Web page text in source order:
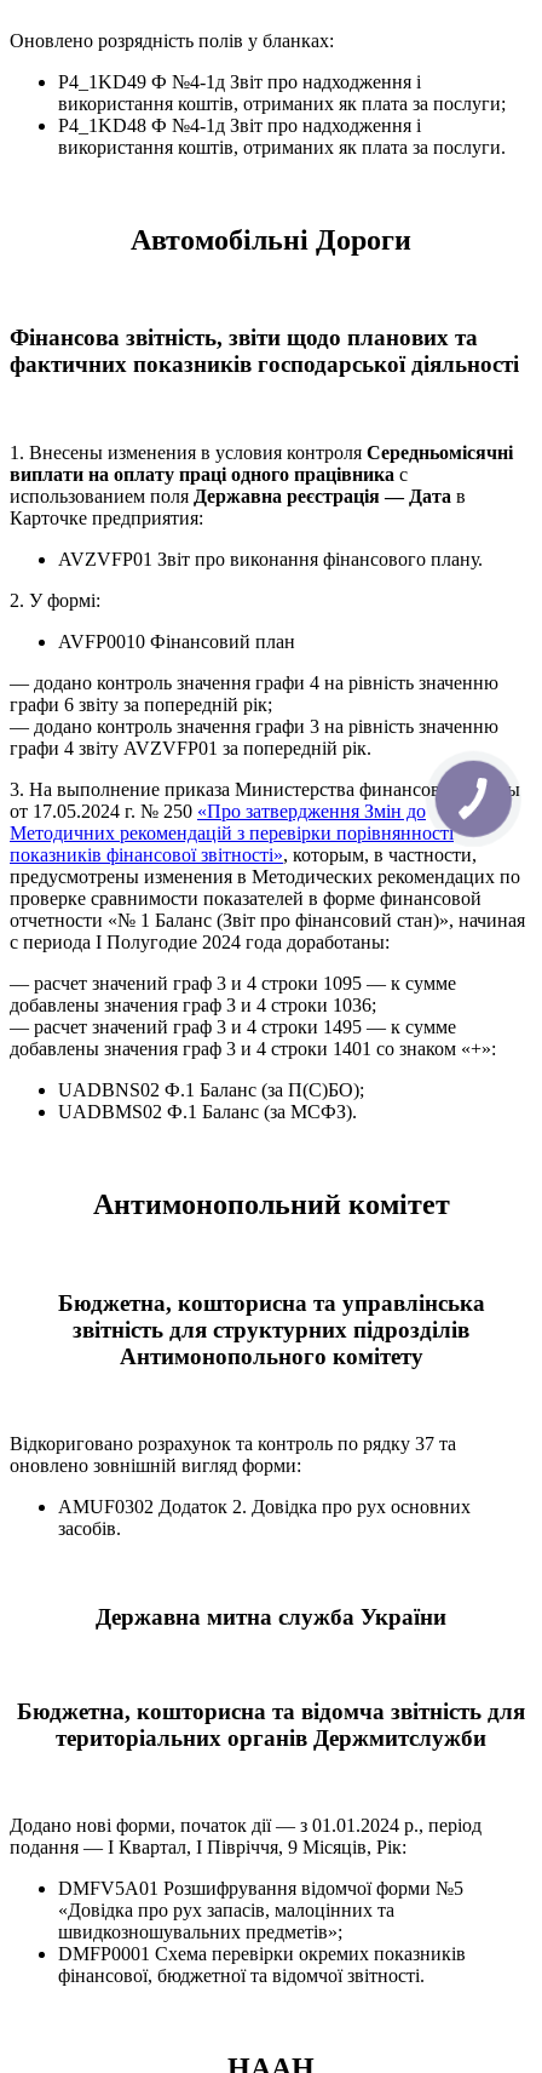
Оновлено розрядність полів у бланках:
P4_1KD49 Ф №4-1д Звіт про надходження і
використання коштів, отриманих як плата за послуги;
P4_1KD48 Ф №4-1д Звіт про надходження і
використання коштів, отриманих як плата за послуги.
Автомобільні Дороги
Фінансова звітність, звіти щодо планових та
фактичних показників господарської діяльності
1. Внесены изменения в условия контроля Середньомісячні
виплати на оплату праці одного працівника с
использованием поля Державна реєстрація — Дата в
Карточке предприятия:
AVZVFP01 Звіт про виконання фінансового плану.
2. У формі:
AVFP0010 Фінансовий план
— додано контроль значення графи 4 на рівність значенню
графи 6 звіту за попередній рік;
— додано контроль значення графи 3 на рівність значенню
графи 4 звіту AVZVFP01 за попередній рік.
3. На выполнение приказа Министерства финансов Украины
от 17.05.2024 г. № 250 «Про затвердження Змін до
Методичних рекомендацій з перевірки порівнянності
показників фінансової звітності», которым, в частности,
предусмотрены изменения в Методических рекомендацих по
проверке сравнимости показателей в форме финансовой
отчетности «№ 1 Баланс (Звіт про фінансовий стан)», начиная
с периода І Полугодие 2024 года доработаны:
— расчет значений граф 3 и 4 строки 1095 — к сумме
добавлены значения граф 3 и 4 строки 1036;
— расчет значений граф 3 и 4 строки 1495 — к сумме
добавлены значения граф 3 и 4 строки 1401 со знаком «+»:
UADBNS02 Ф.1 Баланс (за П(С)БО);
UADBMS02 Ф.1 Баланс (за МСФЗ).
Антимонопольний комітет
Бюджетна, кошторисна та управлінська
звітність для структурних підрозділів
Антимонопольного комітету
Відкориговано розрахунок та контроль по рядку 37 та
оновлено зовнішній вигляд форми:
АMUF0302 Додаток 2. Довідка про рух основних
засобів.
Державна митна служба України
Бюджетна, кошторисна та відомча звітність для
територіальних органів Держмитслужби
Додано нові форми, початок дії — з 01.01.2024 р., період
подання — I Квартал, I Півріччя, 9 Місяців, Рік:
DMFV5A01 Розшифрування відомчої форми №5
«Довідка про рух запасів, малоцінних та
швидкозношувальних предметів»;
DMFP0001 Схема перевірки окремих показників
фінансової, бюджетної та відомчої звітності.